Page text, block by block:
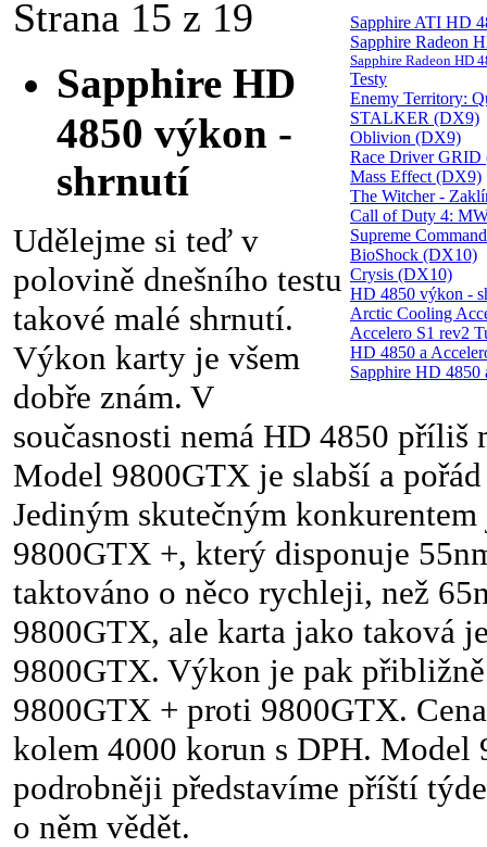
Sapphire ATI HD
Sapphire Radeon
Sapphire Radeon HD
Testy
Enemy Territory:
STALKER (DX9)
Oblivion (DX9)
Race Driver
Mass Effect (DX9)
The Witcher -
Call of Duty 4:
Supreme
BioShock (DX10)
Crysis (DX10)
HD 4850 výkon -
Arctic Cooling
Accelero S1 rev2
HD 4850 a
Sapphire HD 4850
Strana 15 z 19
Sapphire HD
4850 výkon -
shrnutí
Udělejme si teď v
polovině dnešního testu
takové malé shrnutí.
Výkon karty je všem
dobře znám. V
současnosti nemá HD 4850 příliš
Model 9800GTX je slabší a
Jediným skutečným
9800GTX +, který disponuje
taktováno o něco rychleji, než
9800GTX, ale karta jako taková
9800GTX. Výkon je pak
9800GTX + proti 9800GTX.
kolem 4000 korun s DPH. Model
podrobněji představíme příští
o něm vědět.